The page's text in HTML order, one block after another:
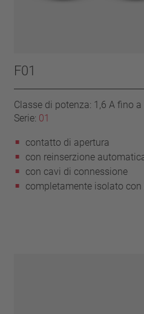
F01
Classe di potenza: 1,6 A fino a
Serie: 01
contatto di apertura
con reinserzione
con cavi di connessione
completamente isolato